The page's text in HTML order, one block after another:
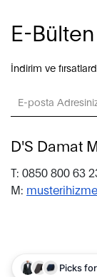
E-Bülten
İndirim ve
D'S Damat
T: 0850 800 63
M:
©